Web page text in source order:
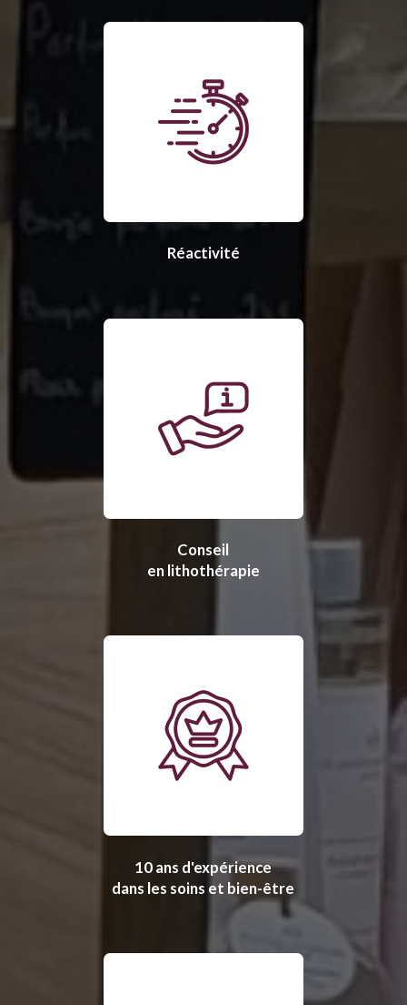
Réactivité
Conseil
en lithothérapie
10 ans d'expérience
dans les soins et bien-être